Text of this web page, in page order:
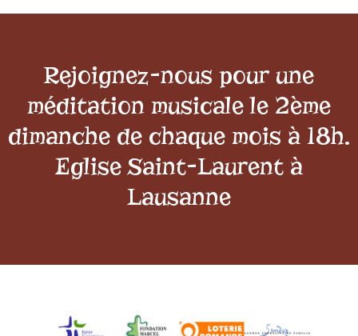
Rejoignez-nous pour une
méditation musicale le 2ème
dimanche de chaque mois à 18h.
Eglise Saint-Laurent à
Lausanne